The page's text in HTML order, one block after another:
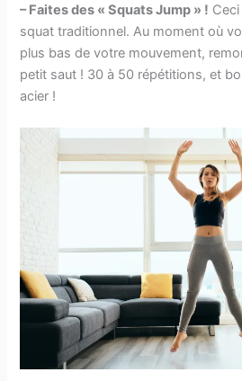
– Faites des « Squats Jump » !
squat traditionnel. Au moment où
plus bas de votre mouvement,
petit saut ! 30 à 50 répétitions, et
acier !